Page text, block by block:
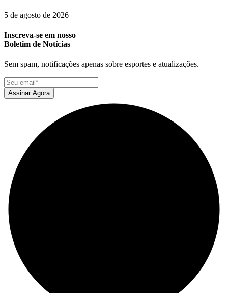
5 de agosto de 2026
Inscreva-se em nosso
Boletim de Notícias
Sem spam, notificações apenas sobre esportes e atualizações.
Assinar Agora